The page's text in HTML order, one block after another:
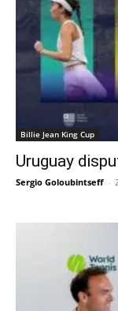
Billie Jean King Cup
Uruguay
Sergio Goloubintseff -